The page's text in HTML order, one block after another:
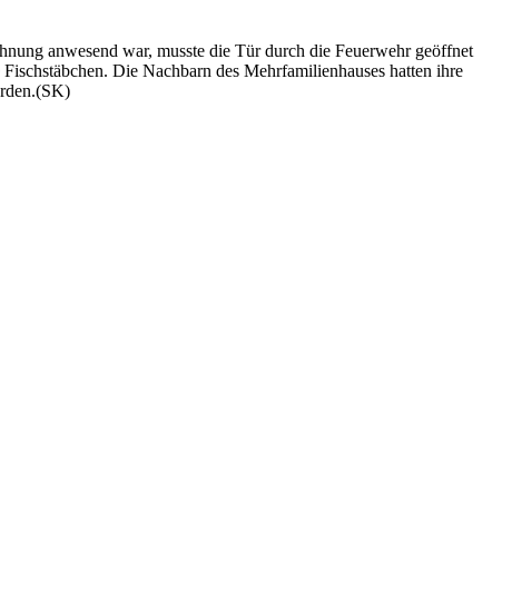
anwesend war, musste die Tür durch die Feuerwehr geöffnet
Die Nachbarn des Mehrfamilienhauses hatten ihre